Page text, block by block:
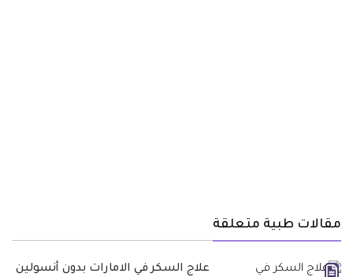
مقالات طبية متعلقة
علاج السكر في الامارات بدون أنسولين